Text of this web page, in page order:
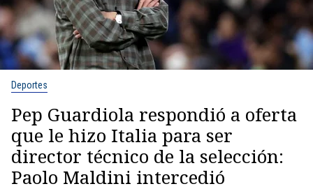
Deportes
Pep Guardiola respondió a oferta
que le hizo Italia para ser
director técnico de la selección:
Paolo Maldini intercedió